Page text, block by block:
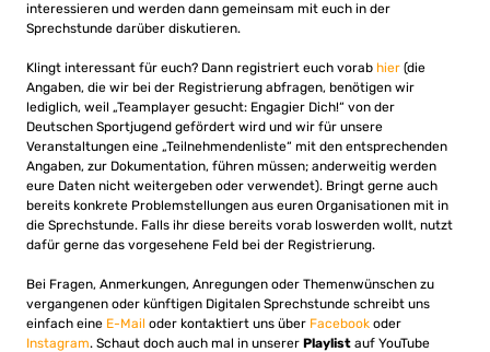
interessieren und werden dann gemeinsam mit euch in der
Sprechstunde darüber diskutieren.
Klingt interessant für euch? Dann registriert euch vorab hier (die
Angaben, die wir bei der Registrierung abfragen, benötigen wir
lediglich, weil „Teamplayer gesucht: Engagier Dich!“ von der
Deutschen Sportjugend gefördert wird und wir für unsere
Veranstaltungen eine „Teilnehmendenliste“ mit den entsprechenden
Angaben, zur Dokumentation, führen müssen; anderweitig werden
eure Daten nicht weitergeben oder verwendet). Bringt gerne auch
bereits konkrete Problemstellungen aus euren Organisationen mit in
die Sprechstunde. Falls ihr diese bereits vorab loswerden wollt, nutzt
dafür gerne das vorgesehene Feld bei der Registrierung.
Bei Fragen, Anmerkungen, Anregungen oder Themenwünschen zu
vergangenen oder künftigen Digitalen Sprechstunde schreibt uns
einfach eine E-Mail oder kontaktiert uns über Facebook oder
Instagram. Schaut doch auch mal in unserer Playlist auf YouTube